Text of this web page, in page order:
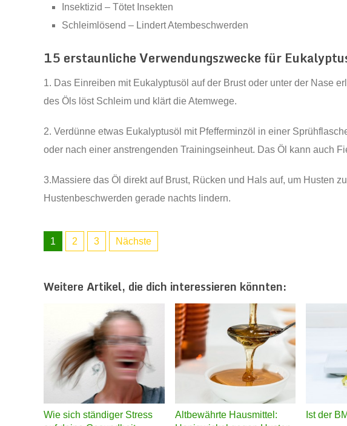
Insektizid – Tötet Insekten
Schleimlösend – Lindert Atembeschwerden
15 erstaunliche Verwendungszwecke für
1. Das Einreiben mit Eukalyptusöl auf der Brust oder unter der Nase
des Öls löst Schleim und klärt die Atemwege.
2. Verdünne etwas Eukalyptusöl mit Pfefferminzöl in einer
oder nach einer anstrengenden Trainingseinheut. Das Öl kann auch
3.Massiere das Öl direkt auf Brust, Rücken und Hals auf, um Husten
Hustenbeschwerden gerade nachts lindern.
1 2 3 Nächste
Weitere Artikel, die dich interessieren könnten:
Wie sich ständiger Stress
Altbewährte Hausmittel:
Ist der